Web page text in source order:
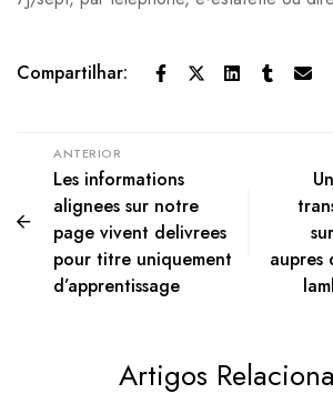
Compartilhar:
ANTERIOR
Les informations
alignees sur notre
page vivent delivrees
pour titre uniquement
d’apprentissage
aupres
Artigos